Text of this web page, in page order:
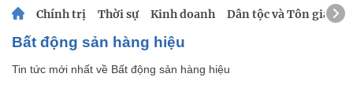
Chính trị Thời sự Kinh doanh Dân tộc và Tôn giáo
Bất động sản hàng hiệu
Tin tức mới nhất về Bất động sản hàng hiệu